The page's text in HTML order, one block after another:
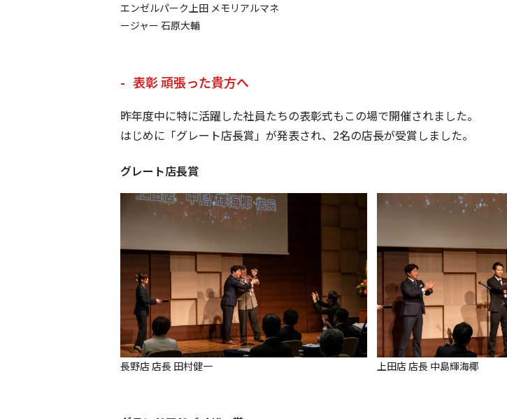
エンゼルパーク上田 メモリアルマネ
ージャー 石原大輔
表彰 頑張った貴方へ
昨年度中に特に活躍した社員たちの表彰式もこの場で開催されました。
はじめに「グレート店長賞」が発表され、2名の店長が受賞しました。
グレート店長賞
長野店 店長 田村健一 上田店 店長 中島輝海椰